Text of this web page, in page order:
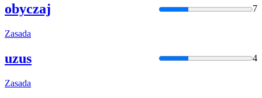
obyczaj 7
Zasada
uzus 4
Zasada